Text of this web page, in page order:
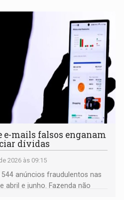
e-mails falsos enganam
dívidas
2026 às 09:15
anúncios fraudulentos nas
abril e junho. Fazenda não